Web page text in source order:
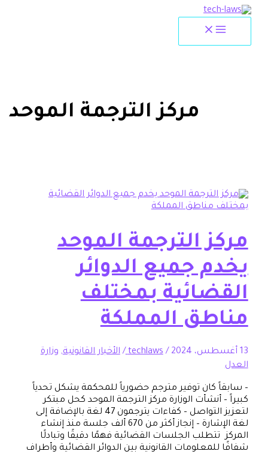
مركز الترجمة الموحد
الترجمة الموحد
جميع الدوائر
بمختلف
المملكة
/
techlaws
/الأخبار القانونية,وزارة
كان توفير مترجم حضورياً للمحكمة يشكل تحدياً
الوزارة مركز الترجمة الموحد كحل مبتكر
لتعزيز التواصل – كفاءات يترجمون 47 لغة بالإضافة إلى
لغة الإشارة – إنجاز أكثر من 670 ألف جلسة منذ إنشاء
الجلسات القضائية فهمًا دقيقًا وتبادلًا
القانونية بين الدوائر القضائية وأطراف